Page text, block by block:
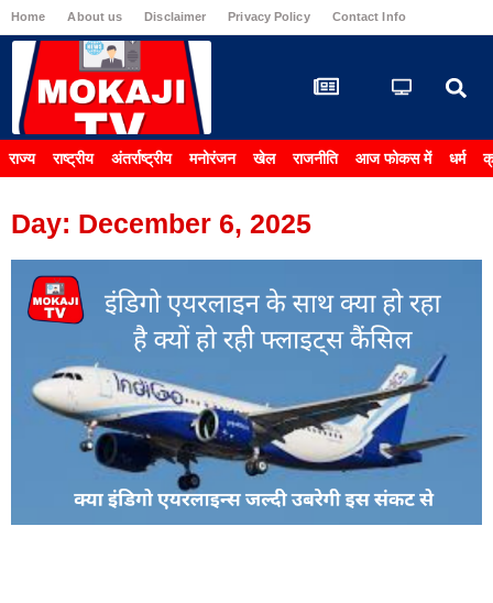
Home About us Disclaimer Privacy Policy Contact Info
राज्य राष्ट्रीय अंतर्राष्ट्रीय मनोरंजन खेल राजनीति आज फोकस में धर्म
Day: December 6, 2025